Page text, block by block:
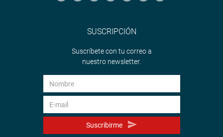
SUSCRIPCIÓN
Suscríbete con tu correo a
nuestro newsletter.
Suscribirme